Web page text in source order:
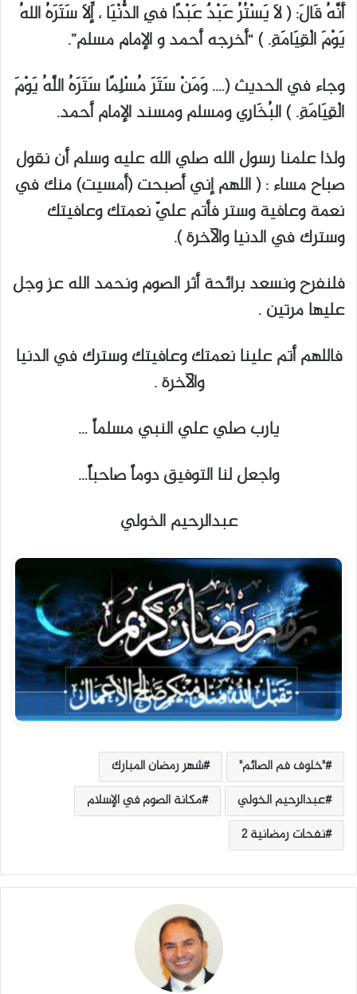
أَنَّهُ قَالَ: ( لاَ يَسْتُرُ عَبْدٌ عَبْدًا فِي الدُّنْيَا ، إِلاَّ سَتَرَهُ اللهُ
يَوْمَ الْقِيَامَةِ. ) “أخرجه أحمد و الإمام مسلم”.
وجاء في الحديث (…. وَمَنْ سَتَرَ مُسْلِمًا سَتَرَهُ اللَّهُ يَوْمَ
الْقِيَامَةِ. ) البُخَارِي ومسلم ومسند الإمام أحمد.
ولذا علمنا رسول الله صلي الله عليه وسلم أن نقول
صباح مساء : ( اللهم إني أصبحت (أمسيت) منك في
نعمة وعافية وستر فأتم عليّ نعمتك وعافيتك
وسترك في الدنيا والآخرة ).
فلنفرح ونسعد برائحة أثر الصوم ونحمد الله عز وجل
عليها مرتين .
فاللهم أتم علينا نعمتك وعافيتك وسترك في الدنيا
والآخرة .
يارب صلي علي النبي مسلماً …
واجعل لنا التوفيق دوماً صاحباًً…
عبدالرحيم الخولي
"خلوف فم الصائم"
شهر رمضان المبارك
عبدالرحيم الخولي
مكانة الصوم في الإسلام
نفحات رمضانية 2